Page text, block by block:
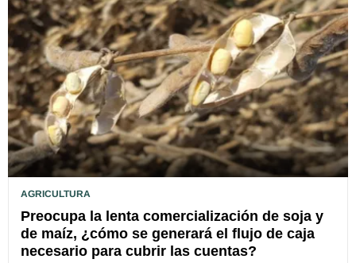
AGRICULTURA
Preocupa la lenta comercialización de soja y
de maíz, ¿cómo se generará el flujo de caja
necesario para cubrir las cuentas?